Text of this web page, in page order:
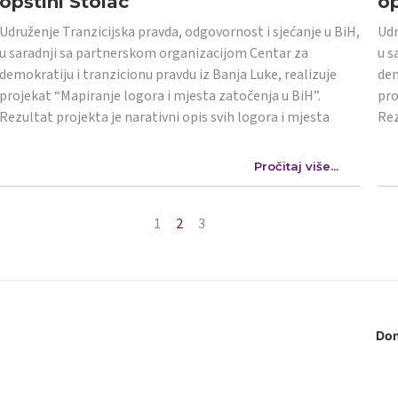
Tranzicijska pravda, odgovornost i sjećanje u BiH,
saradnji sa partnerskom organizacijom Centar za
i tranzicionu pravdu iz Banja Luke, realizuje
“Mapiranje logora i mjesta zatočenja u BiH”.
projekta je narativni opis svih logora i mjesta
Pročitaj više...
u
1 2 3